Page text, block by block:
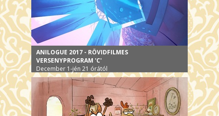
ANILOGUE 2017 - RÖVIDFILMES
VERSENYPROGRAM 'C'
December 1-jén 21 órától